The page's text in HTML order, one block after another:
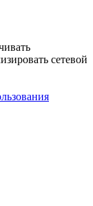
сетевой